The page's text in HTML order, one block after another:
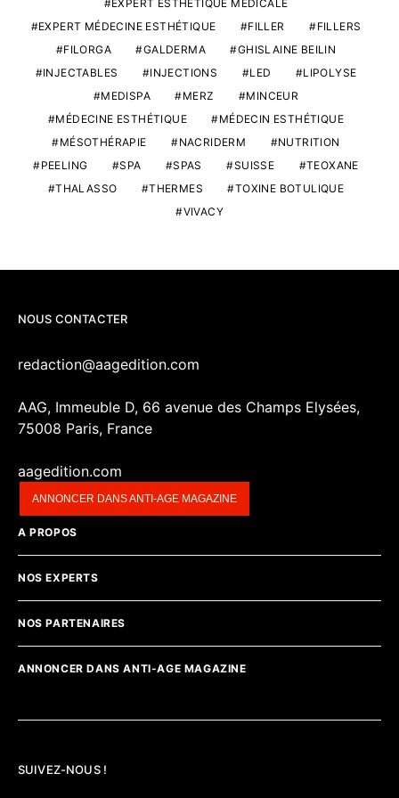
EXPERT ESTHÉTIQUE MÉDICALE
EXPERT MÉDECINE ESTHÉTIQUE
FILLER
FILLERS
FILORGA
GALDERMA
GHISLAINE BEILIN
INJECTABLES
INJECTIONS LED
LIPOLYSE
MEDISPA
MERZ
MINCEUR
MÉDECINE ESTHÉTIQUE
MÉDECIN ESTHÉTIQUE
MÉSOTHÉRAPIE
NACRIDERM
NUTRITION
PEELING
SPA SPAS SUISSE
TEOXANE
THALASSO
THERMES
TOXINE BOTULIQUE
VIVACY
NOUS CONTACTER
redaction@aagedition.com
AAG, Immeuble D, 66 avenue des Champs Elysées,
75008 Paris, France
aagedition.com
ANNONCER DANS ANTI-AGE MAGAZINE
A PROPOS
NOS EXPERTS
NOS PARTENAIRES
ANNONCER DANS ANTI-AGE MAGAZINE
SUIVEZ-NOUS !